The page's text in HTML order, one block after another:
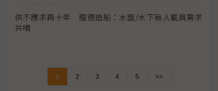
供不應求再十年 龍德造船：水面/水下無人載具需求
井噴
1 2 3 4 5 >>